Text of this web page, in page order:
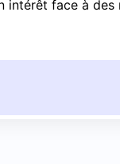
intérêt face à